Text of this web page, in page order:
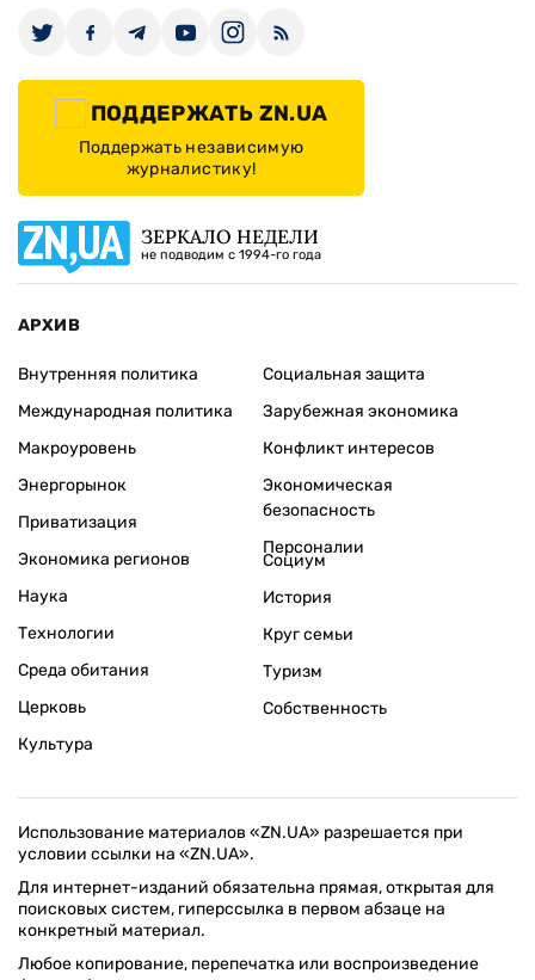
ПОДДЕРЖАТЬ ZN.UA
Поддержать независимую
журналистику!
ЗЕРКАЛО НЕДЕЛИ
не подводим с 1994-го года
АРХИВ
Внутренняя политика
Международная политика
Макроуровень
Энергорынок
Приватизация
Экономика регионов
Социальная защита
Зарубежная экономика
Конфликт интересов
Экономическая
безопасность
Персоналии
Наука
Технологии
Среда обитания
Церковь
Культура
Социум
История
Круг семьи
Туризм
Собственность
Использование материалов «ZN.UA» разрешается при
условии ссылки на «ZN.UA».
Для интернет-изданий обязательна прямая, открытая для
поисковых систем, гиперссылка в первом абзаце на
конкретный материал.
Любое копирование, перепечатка или воспроизведение